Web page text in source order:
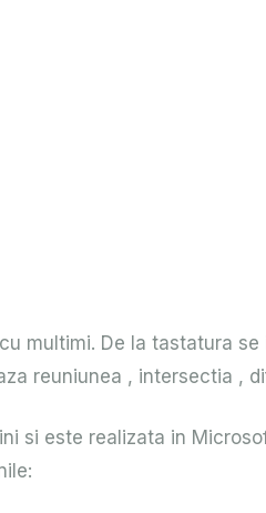
multimi. De la tastatura
reuniunea , intersectia ,
si este realizata in